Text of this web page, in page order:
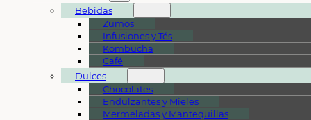
Bebidas
Zumos
Infusiones y Tés
Kombucha
Café
Dulces
Chocolates
Endulzantes y Mieles
Mermeladas y Mantequillas